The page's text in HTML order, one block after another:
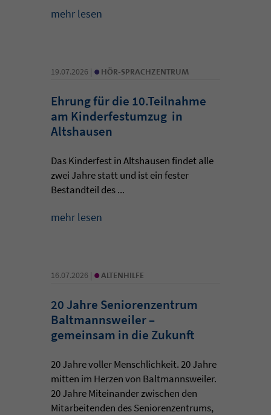
mehr lesen
19.07.2026 | • HÖR-SPRACHZENTRUM
Ehrung für die 10.Teilnahme
am Kinderfestumzug in
Altshausen
Das Kinderfest in Altshausen findet alle
zwei Jahre statt und ist ein fester
Bestandteil des ...
mehr lesen
16.07.2026 | • ALTENHILFE
20 Jahre Seniorenzentrum
Baltmannsweiler –
gemeinsam in die Zukunft
20 Jahre voller Menschlichkeit. 20 Jahre
mitten im Herzen von Baltmannsweiler.
20 Jahre Miteinander zwischen den
Mitarbeitenden des Seniorenzentrums,